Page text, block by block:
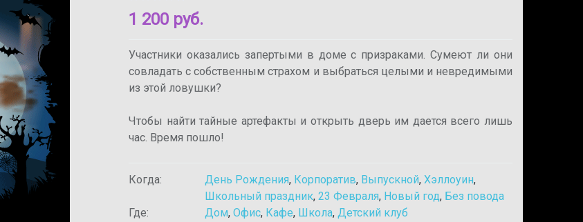
1 200 руб.
Участники оказались запертыми в доме с призраками. Сумеют ли они
совладать с собственным страхом и выбраться целыми и невредимыми
из этой ловушки?
Чтобы найти тайные артефакты и открыть дверь им дается всего лишь
час. Время пошло!
Когда: День Рождения, Корпоратив, Выпускной, Хэллоуин,
Школьный праздник, 23 Февраля, Новый год, Без повода
Где:
Дом, Офис, Кафе, Школа, Детский клуб